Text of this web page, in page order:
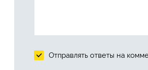
Отправлять ответы на